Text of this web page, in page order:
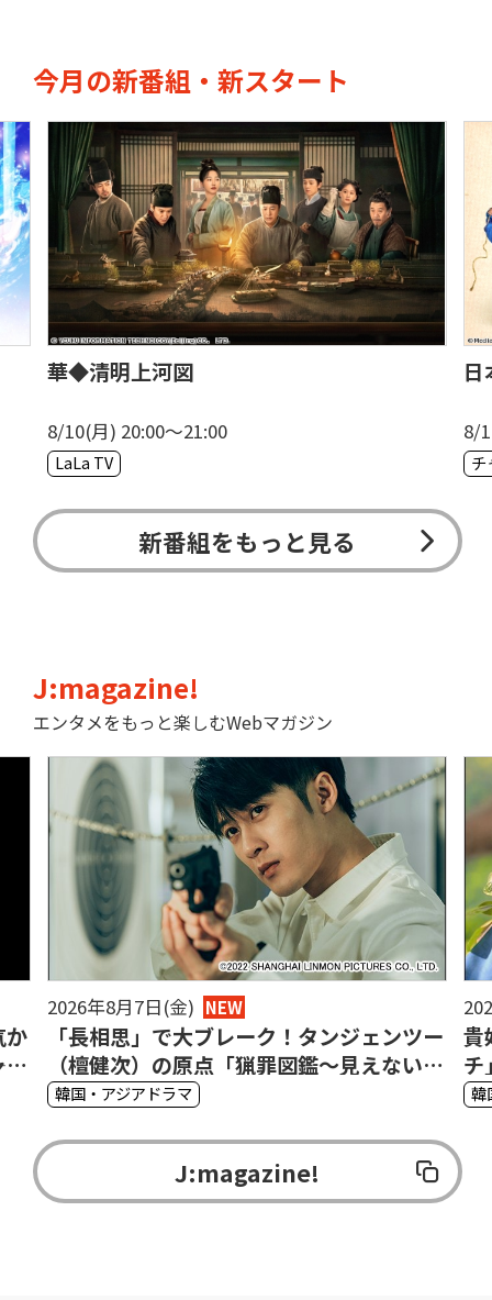
今月の新番組・新スタート
華◆清明上河図
8/10(月) 20:00〜21:00
LaLa TV
8/
新番組をもっと見る
J:magazine!
エンタメをもっと楽しむWebマガジン
か
ッ
2026年8月7日(金) NEW
「長相思」で大ブレーク！タンジェンツー
（檀健次）の原点「猟罪図鑑～見えない肖
像画～」で光る目の演技
韓国・アジアドラマ
貴
チ
図
韓
J:magazine!